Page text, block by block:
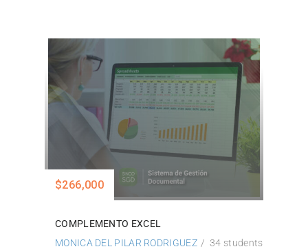
$266,000
COMPLEMENTO EXCEL
MONICA DEL PILAR RODRIGUEZ
34 students